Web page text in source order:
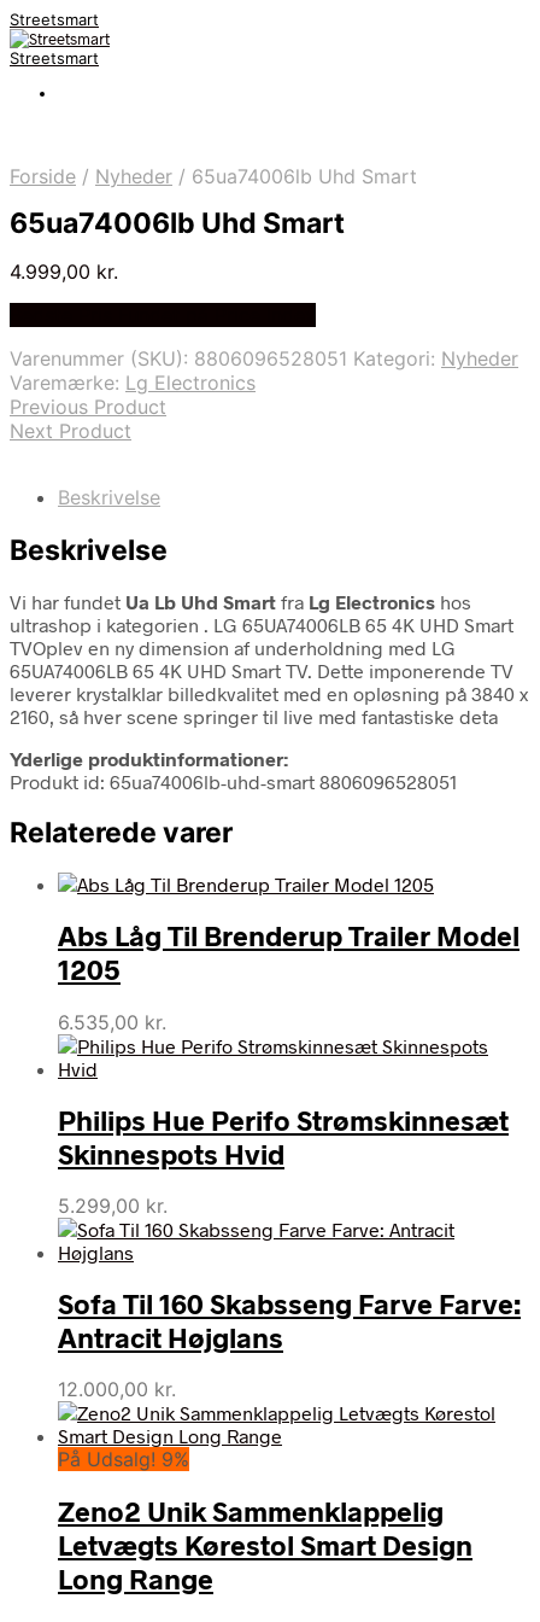
Streetsmart
Streetsmart
Forside / Nyheder / 65ua74006lb Uhd Smart
65ua74006lb Uhd Smart
4.999,00 kr.
Varenummer (SKU): 8806096528051 Kategori: Nyheder
Varemærke: Lg Electronics
Previous Product
Next Product
Beskrivelse
Beskrivelse
Vi har fundet Ua Lb Uhd Smart fra Lg Electronics hos
ultrashop i kategorien . LG 65UA74006LB 65 4K UHD Smart
TVOplev en ny dimension af underholdning med LG
65UA74006LB 65 4K UHD Smart TV. Dette imponerende TV
leverer krystalklar billedkvalitet med en opløsning på 3840 x
2160, så hver scene springer til live med fantastiske deta
Yderlige produktinformationer:
Produkt id: 65ua74006lb-uhd-smart 8806096528051
Relaterede varer
Abs Låg Til Brenderup Trailer Model
1205
6.535,00 kr.
Philips Hue Perifo Strømskinnesæt
Skinnespots Hvid
5.299,00 kr.
Sofa Til 160 Skabsseng Farve Farve:
Antracit Højglans
12.000,00 kr.
På Udsalg! 9%
Zeno2 Unik Sammenklappelig
Letvægts Kørestol Smart Design
Long Range